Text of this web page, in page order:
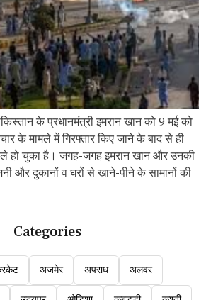
के प्रधानमंत्री इमरान खान को 9 मई को
के मामले में गिरफ्तार किए जाने के बाद से ही
हो चुका है। जगह-जगह इमरान खान और उनकी
और दुकानों व घरों से खाने-पीने के सामानों की
Categories
अजमेर अपराध अलवर